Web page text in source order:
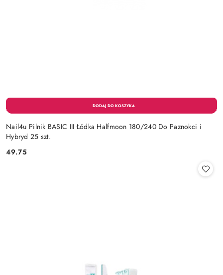
Nail4u Pilnik BASIC III Łódka Halfmoon 180/240 Do Paznokci i
Hybryd 25 szt.
Cena:
49.75